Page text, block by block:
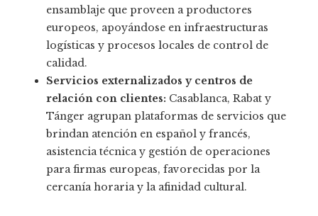
ensamblaje que proveen a productores
europeos, apoyándose en infraestructuras
logísticas y procesos locales de control de
calidad.
Servicios externalizados y centros de
relación con clientes: Casablanca, Rabat y
Tánger agrupan plataformas de servicios que
brindan atención en español y francés,
asistencia técnica y gestión de operaciones
para firmas europeas, favorecidas por la
cercanía horaria y la afinidad cultural.